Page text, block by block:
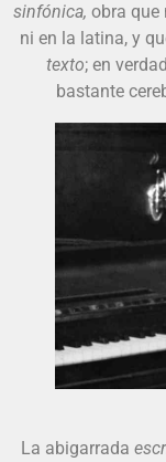
sinfónica, obra que
ni en la latina, y
texto; en
bastante
La abigarrada